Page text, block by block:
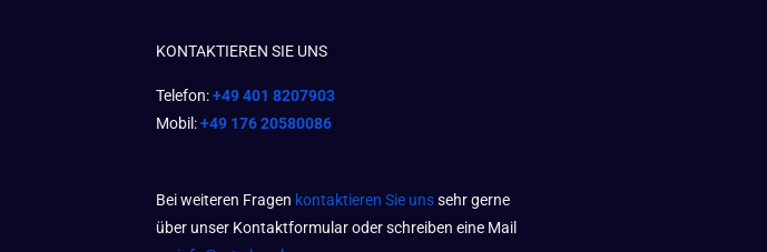
KONTAKTIEREN SIE UNS
Telefon:+49 401 8207903
Mobil:+49 176 20580086
Bei weiteren Fragen kontaktieren Sie unssehr gerne
über unser Kontaktformular oder schreiben eine Mail